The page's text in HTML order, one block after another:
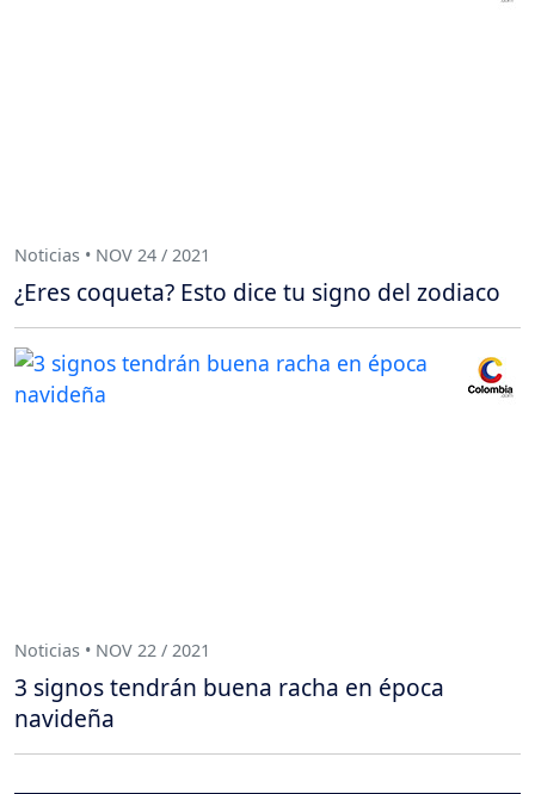
Noticias • NOV 24 / 2021
¿Eres coqueta? Esto dice tu signo del zodiaco
Noticias • NOV 22 / 2021
3 signos tendrán buena racha en época
navideña